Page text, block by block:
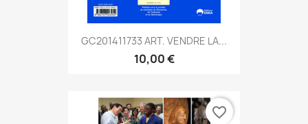
GC201411733 ART. VENDRE LA...
10,00 €
favorite_border